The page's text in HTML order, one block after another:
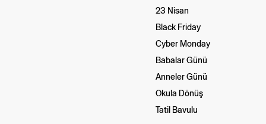
23 Nisan
Black Friday
Cyber Monday
Babalar Günü
Anneler Günü
Okula Dönüş
Tatil Bavulu